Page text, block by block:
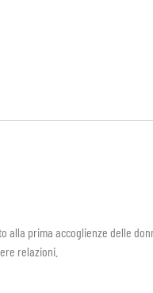
alla prima accoglienze delle
relazioni.